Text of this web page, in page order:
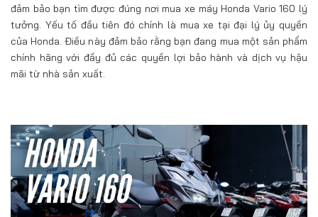
đảm bảo bạn tìm được đúng nơi mua xe máy Honda Vario 160 lý
tưởng. Yếu tố đầu tiên đó chính là mua xe tại đại lý ủy quyền
của Honda. Điều này đảm bảo rằng bạn đang mua một sản phẩm
chính hãng với đầy đủ các quyền lợi bảo hành và dịch vụ hậu
mãi từ nhà sản xuất.